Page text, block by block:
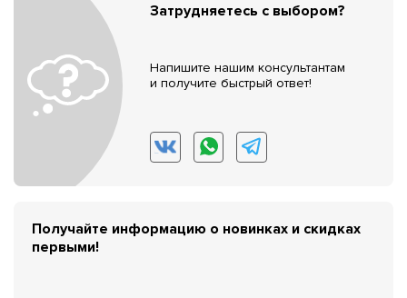
Затрудняетесь с выбором?
Напишите нашим консультантам
и получите быстрый ответ!
Получайте информацию о новинках и скидках
первыми!